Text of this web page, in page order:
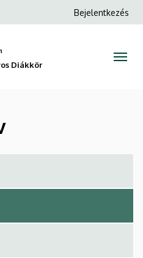
Anonim
Bejelentkezés
Diákkör